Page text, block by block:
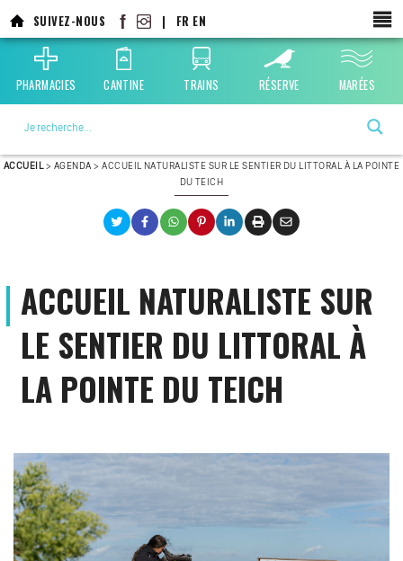
au
contenu
principal
SUIVEZ-NOUS | FR EN
PHARMACIES CANTINE TRAINS RÉSERVE MARÉES
ACCUEIL> AGENDA >ACCUEIL NATURALISTE SUR LE SENTIER DU LITTORAL À LA POINTE
DU TEICH
ACCUEIL NATURALISTE SUR
LE SENTIER DU LITTORAL À
LA POINTE DU TEICH